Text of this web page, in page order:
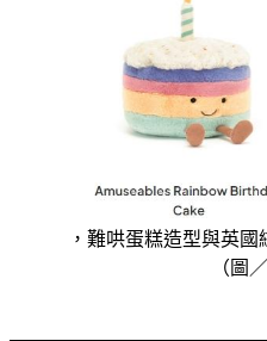
，難哄蛋糕造型與英
（圖